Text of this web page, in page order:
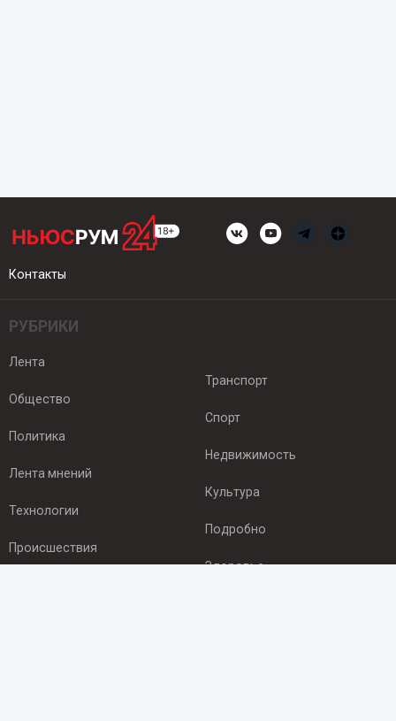
Контакты
РУБРИКИ
Лента
Общество
Политика
Лента мнений
Технологии
Происшествия
Транспорт
Спорт
Недвижимость
Культура
Подробно
Здоровье